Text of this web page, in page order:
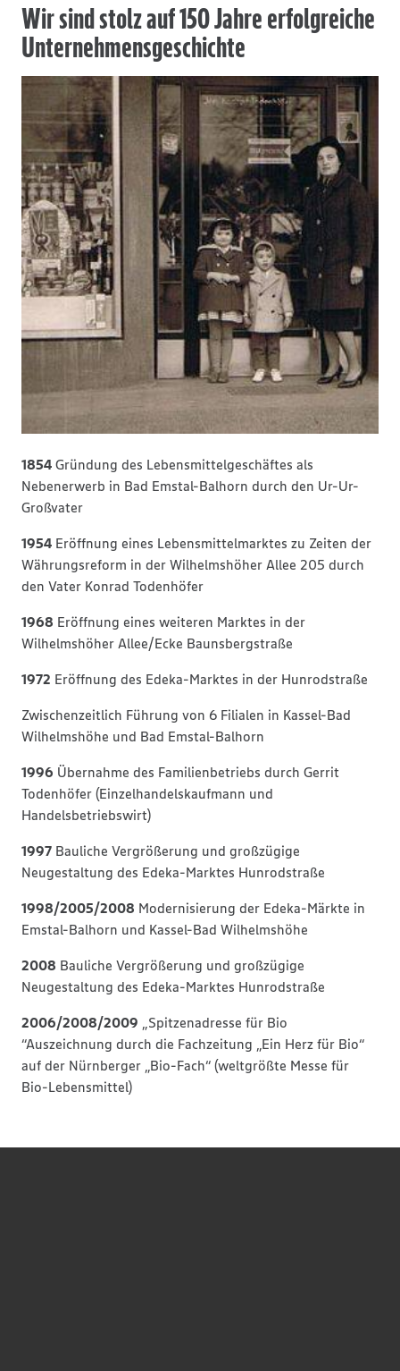
Wir sind stolz auf 150 Jahre erfolgreiche
Unternehmensgeschichte
1854 Gründung des Lebensmittelgeschäftes als
Nebenerwerb in Bad Emstal-Balhorn durch den Ur-Ur-
Großvater
1954 Eröffnung eines Lebensmittelmarktes zu Zeiten der
Währungsreform in der Wilhelmshöher Allee 205 durch
den Vater Konrad Todenhöfer
1968 Eröffnung eines weiteren Marktes in der
Wilhelmshöher Allee/Ecke Baunsbergstraße
1972 Eröffnung des Edeka-Marktes in der Hunrodstraße
Zwischenzeitlich Führung von 6 Filialen in Kassel-Bad
Wilhelmshöhe und Bad Emstal-Balhorn
1996 Übernahme des Familienbetriebs durch Gerrit
Todenhöfer (Einzelhandelskaufmann und
Handelsbetriebswirt)
1997 Bauliche Vergrößerung und großzügige
Neugestaltung des Edeka-Marktes Hunrodstraße
1998/2005/2008 Modernisierung der Edeka-Märkte in
Emstal-Balhorn und Kassel-Bad Wilhelmshöhe
2008 Bauliche Vergrößerung und großzügige
Neugestaltung des Edeka-Marktes Hunrodstraße
2006/2008/2009 „Spitzenadresse für Bio
“Auszeichnung durch die Fachzeitung „Ein Herz für Bio“
auf der Nürnberger „Bio-Fach“ (weltgrößte Messe für
Bio-Lebensmittel)